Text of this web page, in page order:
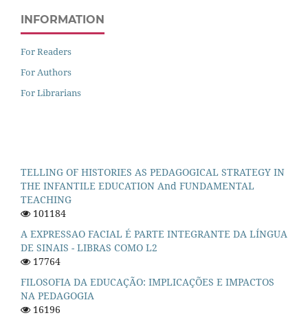
INFORMATION
For Readers
For Authors
For Librarians
TELLING OF HISTORIES AS PEDAGOGICAL STRATEGY IN
THE INFANTILE EDUCATION And FUNDAMENTAL
TEACHING
101184
A EXPRESSAO FACIAL É PARTE INTEGRANTE DA LÍNGUA
DE SINAIS - LIBRAS COMO L2
17764
FILOSOFIA DA EDUCAÇÃO: IMPLICAÇÕES E IMPACTOS
NA PEDAGOGIA
16196